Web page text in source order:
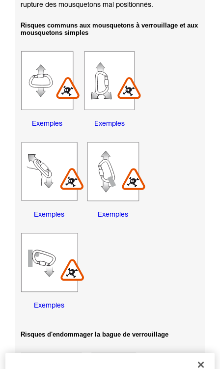
rupture des mousquetons mal positionnés.
Risques communs aux mousquetons à verrouillage et aux
mousquetons simples
Exemples Exemples
Exemples Exemples
Exemples
Risques d'endommager la bague de verrouillage